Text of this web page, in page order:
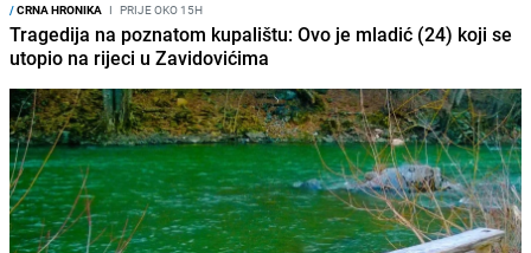
/CRNA HRONIKA I PRIJE OKO 15H
Tragedija na poznatom kupalištu: Ovo je mladić (24) koji se
utopio na rijeci u Zavidovićima